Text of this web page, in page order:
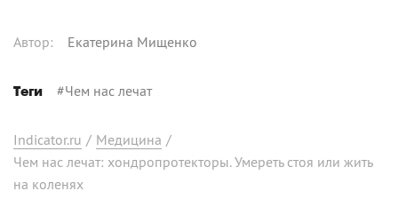
Автор: Екатерина Мищенко
Теги #Чем нас лечат
Indicator.ru / Медицина /
Чем нас лечат: хондропротекторы. Умереть стоя или жить
на коленях